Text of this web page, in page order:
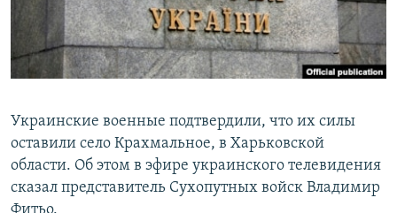
СОЦИАЛЬНЫЕ СЕТИ
Все сайты РСЕ/РС
Украинские военные подтвердили, что их силы
оставили село Крахмальное, в Харьковской
области. Об этом в эфире украинского телевидения
сказал представитель Сухопутных войск Владимир